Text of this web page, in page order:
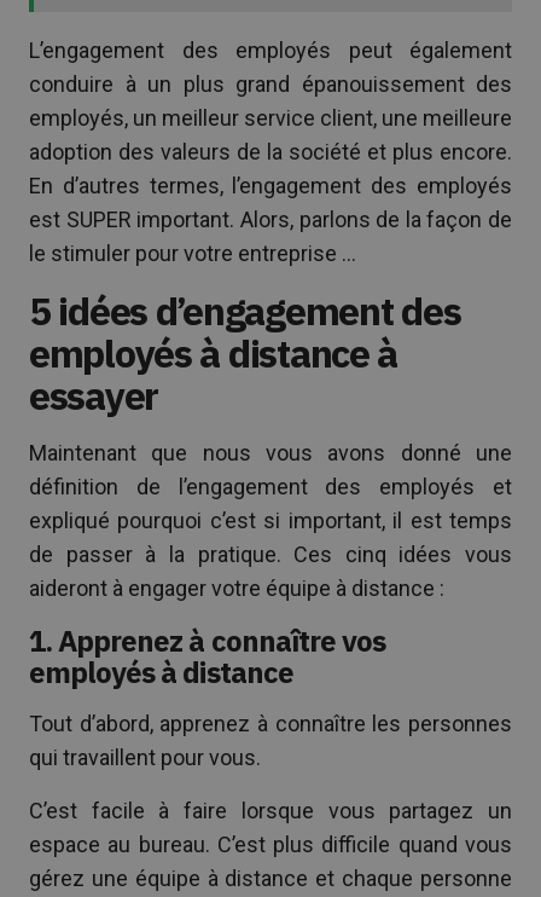
L’engagement des employés peut également
conduire à un plus grand épanouissement des
employés, un meilleur service client, une meilleure
adoption des valeurs de la société et plus encore.
En d’autres termes, l’engagement des employés
est SUPER important. Alors, parlons de la façon de
le stimuler pour votre entreprise …
5 idées d’engagement des
employés à distance à
essayer
Maintenant que nous vous avons donné une
définition de l’engagement des employés et
expliqué pourquoi c’est si important, il est temps
de passer à la pratique. Ces cinq idées vous
aideront à engager votre équipe à distance :
1. Apprenez à connaître vos
employés à distance
Tout d’abord, apprenez à connaître les personnes
qui travaillent pour vous.
C’est facile à faire lorsque vous partagez un
espace au bureau. C’est plus difficile quand vous
gérez une équipe à distance et chaque personne